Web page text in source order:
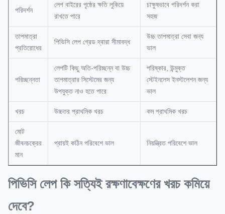
পরিদর্শন
লেপ বাইরের পৃষ্ঠের ক্ষতি লুকিয়ে
রাখতে পারে
চাক্ষুষভাবে পরিদর্শন করা
সহজ
তাপমাত্রা
প্রতিরোধের
পিভিসি লেপ গ্রেড দ্বারা সীমাবদ্ধ
উচ্চ তাপমাত্রা সেবা জন্য
ভাল
পরিচ্ছন্নতা
লেপটি কিছু অতি-পরিচ্ছন্ন বা উচ্চ
তাপমাত্রার সিস্টেমের জন্য
উপযুক্ত নাও হতে পারে
পরিষ্কার, উন্মুক্ত
স্টেইনলেস ইনস্টলেশন জন্য
ভাল
খরচ উচ্চতর প্রাথমিক খরচ কম প্রাথমিক খরচ
মোট
জীবনচক্রের
মান
প্রায়ই কঠিন পরিবেশে ভাল নিয়ন্ত্রিত পরিবেশে ভাল
পিভিসি লেপ কি সত্যিই রক্ষণাবেক্ষণের খরচ কমিয়ে
দেবে?